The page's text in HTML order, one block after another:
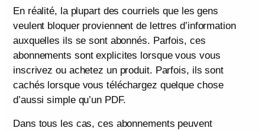
En réalité, la plupart des courriels que les gens
veulent bloquer proviennent de lettres d’information
auxquelles ils se sont abonnés. Parfois, ces
abonnements sont explicites lorsque vous vous
inscrivez ou achetez un produit. Parfois, ils sont
cachés lorsque vous téléchargez quelque chose
d’aussi simple qu’un PDF.
Dans tous les cas, ces abonnements peuvent